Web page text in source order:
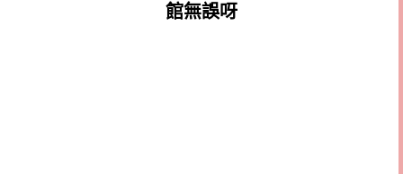
館無誤呀